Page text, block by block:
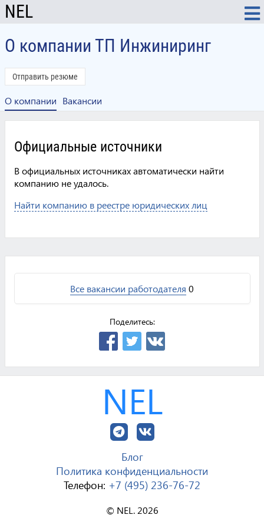
NEL
О компании ТП Инжиниринг
Отправить резюме
О компании Вакансии
Официальные источники
В официальных источниках автоматически найти
компанию не удалось.
Найти компанию в реестре юридических лиц
Все вакансии работодателя 0
Поделитесь:
NEL
Блог
Политика конфиденциальности
Телефон: +7 (495) 236-76-72
© NEL. 2026